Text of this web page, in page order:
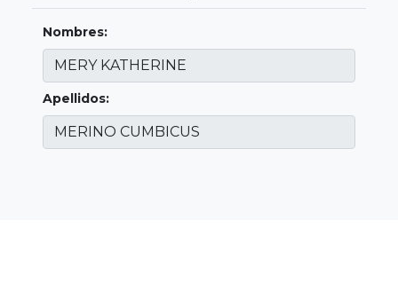
Nombres:
Apellidos: